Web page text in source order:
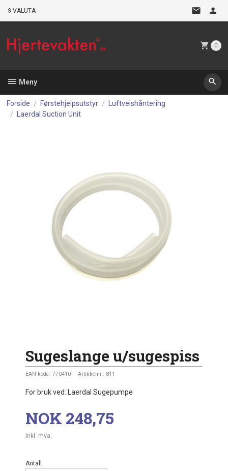
VALUTA
0
Meny
Forside Førstehjelpsutstyr
Luftveishåntering
Laerdal Suction Unit
Sugeslange u/sugespiss
EAN-kode: 770410 Artikkelnr.: 811
For bruk ved: Laerdal Sugepumpe
Pris
NOK 248,75
inkl. mva.
Antall